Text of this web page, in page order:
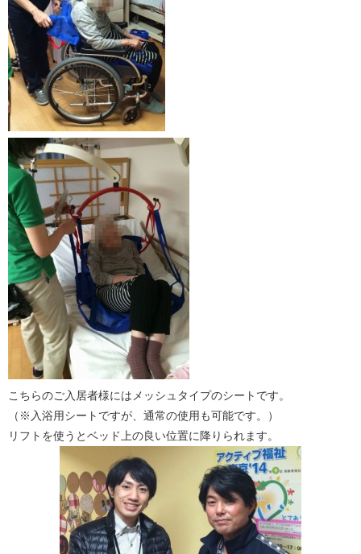
こちらのご入居者様にはメッシュタイプのシートです。
（※入浴用シートですが、通常の使用も可能です。）
リフトを使うとベッド上の良い位置に降りられます。